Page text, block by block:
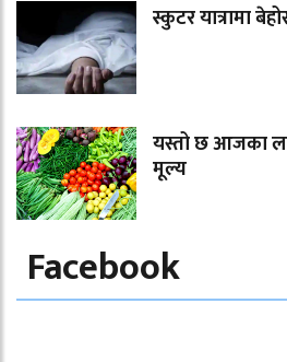
स्कुटर यात्रामा
यस्तो छ आजका
मूल्य
Facebook